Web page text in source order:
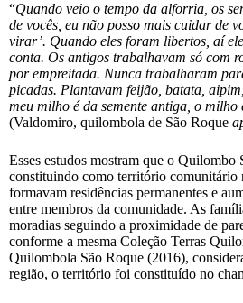
“Quando veio o tempo da alforria, os
de vocês, eu não posso mais cuidar de
virar’. Quando eles foram libertos, aí
conta. Os antigos trabalhavam só com
por empreitada. Nunca trabalharam
picadas. Plantavam feijão, batata,
meu milho é da semente antiga, o
(Valdomiro, quilombola de São Roque
Esses estudos mostram que o Quilombo
constituindo como território comunitário
formavam residências permanentes e
entre membros da comunidade. As
moradias seguindo a proximidade de
conforme a mesma Coleção Terras
Quilombola São Roque (2016),
região, o território foi constituído no